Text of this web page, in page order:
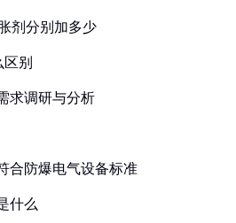
剂分别加多少
别
求调研与分析
合防爆电气设备标准
什么